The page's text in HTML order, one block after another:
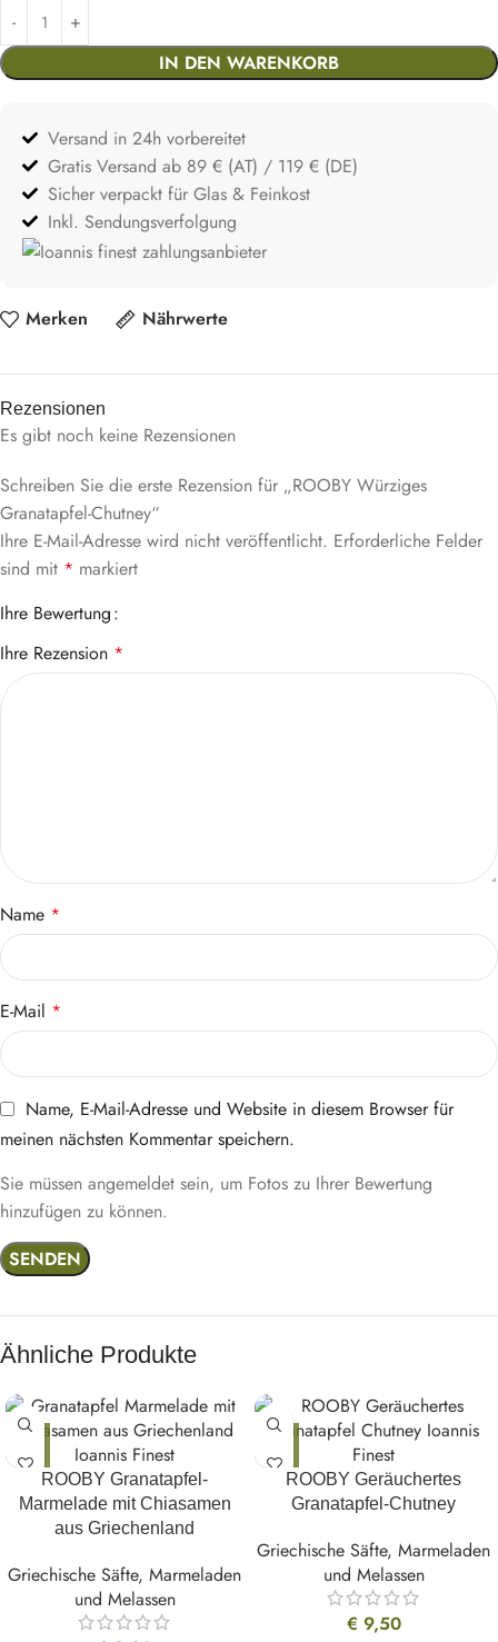
IN DEN WARENKORB
Versand in 24h vorbereitet
Gratis Versand ab 89 € (AT) / 119 € (DE)
Sicher verpackt für Glas & Feinkost
Inkl. Sendungsverfolgung
Merken Nährwerte
Rezensionen
Es gibt noch keine Rezensionen
Schreiben Sie die erste Rezension für „ROOBY Würziges
Granatapfel-Chutney“
Ihre E-Mail-Adresse wird nicht veröffentlicht. Erforderliche Felder
sind mit * markiert
Ihre Bewertung
Ihre Rezension *
Name *
E-Mail *
Name, E-Mail-Adresse und Website in diesem Browser für
meinen nächsten Kommentar speichern.
Sie müssen angemeldet sein, um Fotos zu Ihrer Bewertung
hinzufügen zu können.
Ähnliche Produkte
ROOBY Granatapfel-
Marmelade mit Chiasamen
aus Griechenland
Griechische Säfte, Marmeladen
und Melassen
ROOBY Geräuchertes
Granatapfel-Chutney
Griechische Säfte, Marmeladen
und Melassen
€ 9,50